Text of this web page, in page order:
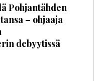
Pohjantähden
– ohjaaja
debyytissä